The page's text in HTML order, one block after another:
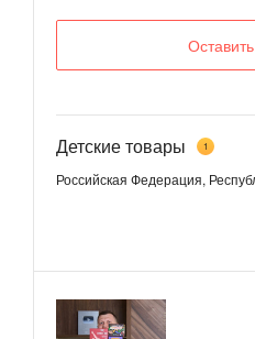
Детские товары 1
Российская Федерация,